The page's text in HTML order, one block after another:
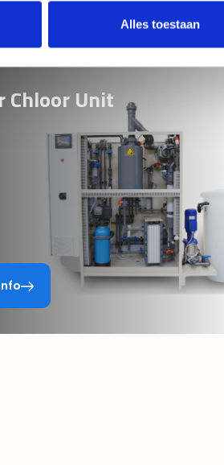
Alles toestaan
Chloor Unit